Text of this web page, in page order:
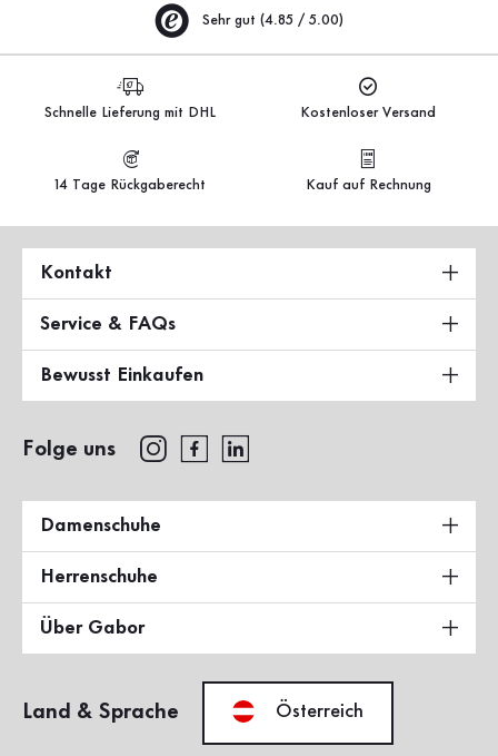
Sehr gut (4.85 / 5.00)
Schnelle Lieferung mit DHL Kostenloser Versand
14 Tage Rückgaberecht Kauf auf Rechnung
Kontakt
Service & FAQs
Bewusst Einkaufen
Folge uns
Damenschuhe
Herrenschuhe
Über Gabor
Land & Sprache Österreich